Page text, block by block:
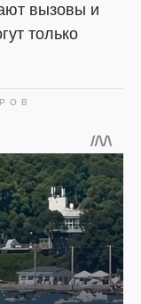
вызовы и
только